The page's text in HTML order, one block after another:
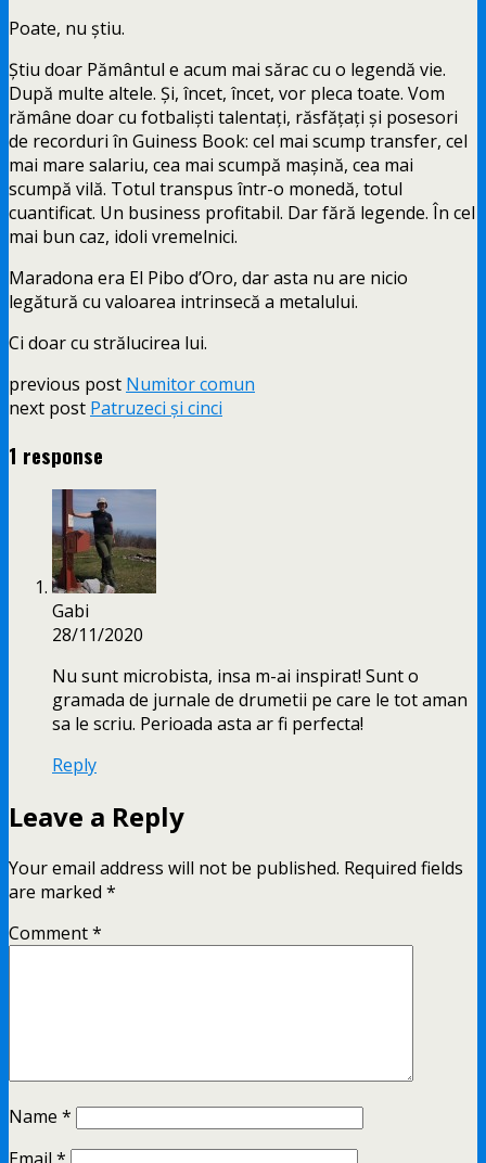
Poate, nu știu.
Știu doar Pământul e acum mai sărac cu o legendă vie.
După multe altele. Și, încet, încet, vor pleca toate. Vom
rămâne doar cu fotbaliști talentați, răsfățați și posesori
de recorduri în Guiness Book: cel mai scump transfer, cel
mai mare salariu, cea mai scumpă mașină, cea mai
scumpă vilă. Totul transpus într-o monedă, totul
cuantificat. Un business profitabil. Dar fără legende. În cel
mai bun caz, idoli vremelnici.
Maradona era El Pibo d’Oro, dar asta nu are nicio
legătură cu valoarea intrinsecă a metalului.
Ci doar cu strălucirea lui.
previous post Numitor comun
next post Patruzeci și cinci
1 response
Gabi
28/11/2020
Nu sunt microbista, insa m-ai inspirat! Sunt o
gramada de jurnale de drumetii pe care le tot aman
sa le scriu. Perioada asta ar fi perfecta!
Reply
Leave a Reply
Your email address will not be published. Required fields
are marked *
Comment*
Name *